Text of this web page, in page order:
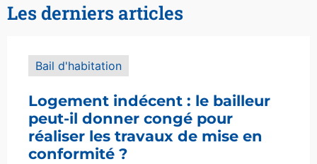
Les derniers articles
Bail d'habitation
Logement indécent : le bailleur
peut-il donner congé pour
réaliser les travaux de mise en
conformité ?